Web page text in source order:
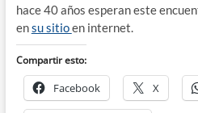
hace 40 años esperan este
ensu sitioen internet.
Compartir esto:
Facebook X